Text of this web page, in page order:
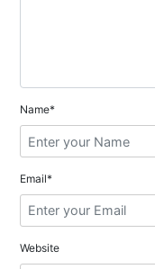
e
n
t
r
a
Name*
Email*
Website